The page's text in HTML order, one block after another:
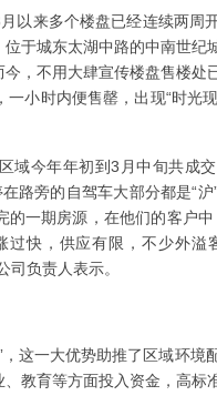
以来多个楼盘已经连续两周
于城东太湖中路的中南世纪
，不用大肆宣传楼盘售楼处
小时内便售罄，出现“时光
域今年年初到3月中旬共成
路旁的自驾车大部分都是“
一期房源，在他们的客户
快，供应有限，不少外溢
司负责人表示。
这一大优势助推了区域环境
教育等方面投入资金，高标